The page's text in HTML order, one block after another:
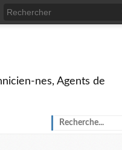
nes, Agents de